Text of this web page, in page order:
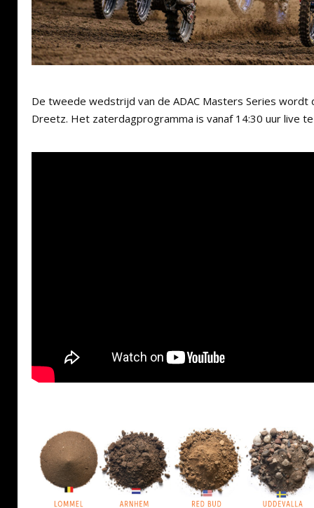
De tweede wedstrijd van de ADAC Masters Series wordt
Dreetz. Het zaterdagprogramma is vanaf 14:30 uur live